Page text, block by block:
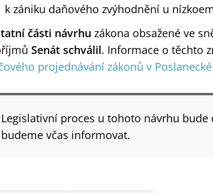
k zániku daňového zvýhodnění u
části návrhu zákona obsažené ve
Senát schválil. Informace o těchto
projednávání zákonů v
Legislativní proces u tohoto návrhu bude
budeme včas informovat.